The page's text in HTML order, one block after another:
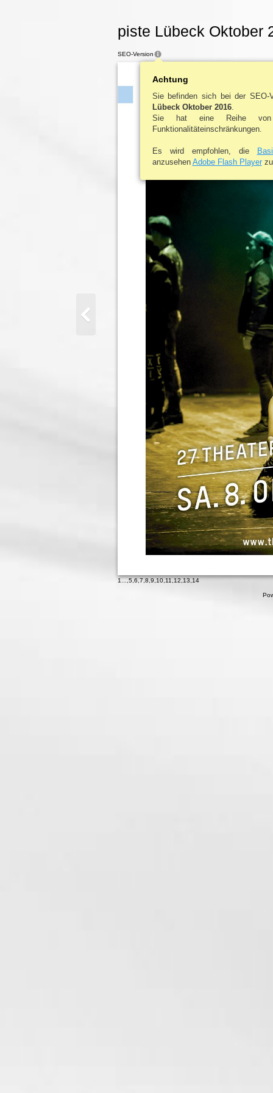
piste Lübeck Oktober
KULTUR
KINO | BÜHNE | KONZERTE |
SEO-Version
Achtung
Sie befinden sich bei der
Lübeck Oktober 2016.
Sie hat eine Reihe von
Funktionalitäteinschränkungen.
Es wird empfohlen, die
anzusehen Adobe Flash Playerzu
1...,5,6,7,8,9,10,11,12,13,14